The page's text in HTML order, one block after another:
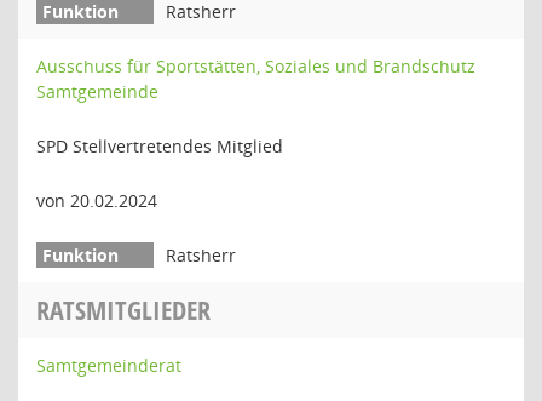
Ratsherr
Ausschuss für Sportstätten, Soziales und Brandschutz
Samtgemeinde
SPD Stellvertretendes Mitglied
von 20.02.2024
Ratsherr
RATSMITGLIEDER
Samtgemeinderat